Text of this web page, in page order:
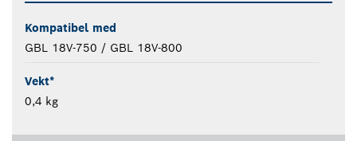
Kompatibel med
GBL 18V-750 / GBL 18V-800
Vekt*
0,4 kg